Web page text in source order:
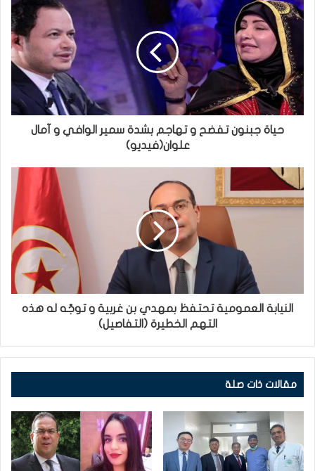
حياة جبنون تفضح و تهاجم بشدة سمير الوافي و آمال
علوان(فيديو)
النيابة العمومية تحتفظ بمهدي بن غربية و توجّه له هذه
التهم الخطيرة (التفاصيل)
مقالات ذات صلة